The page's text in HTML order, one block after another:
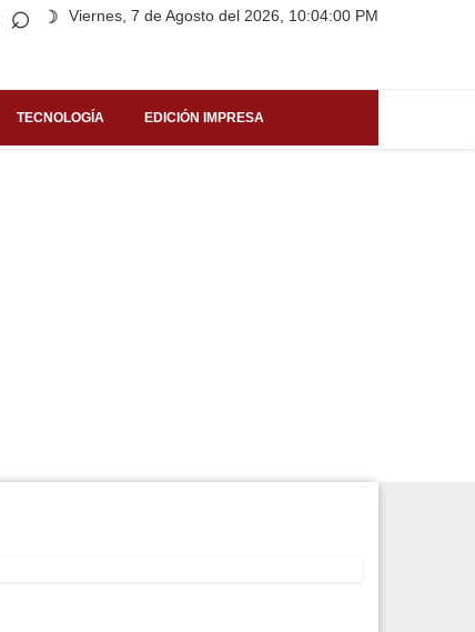
Viernes, 7 de Agosto del 2026, 10:04:00 PM
⌕ ☽
TECNOLOGÍA EDICIÓN IMPRESA